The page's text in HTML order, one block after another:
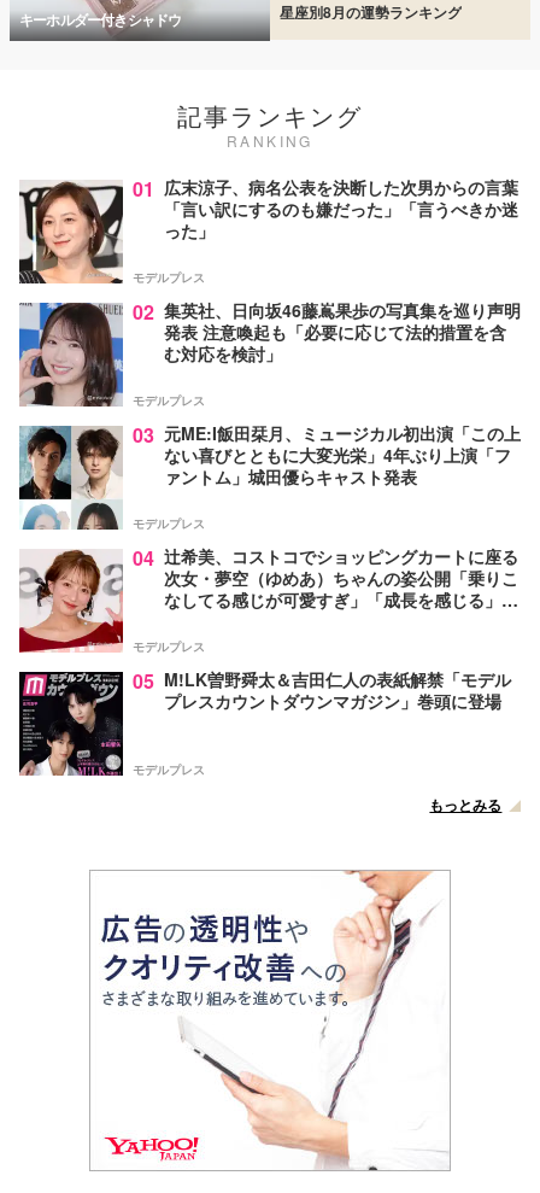
キーホルダー付きシャドウ 星座別8月の運勢ランキング
記事ランキング
RANKING
01 広末涼子、病名公表を決断した次男からの言葉
「言い訳にするのも嫌だった」「言うべきか迷
った」
モデルプレス
02 集英社、日向坂46藤嶌果歩の写真集を巡り声明
発表 注意喚起も「必要に応じて法的措置を含
む対応を検討」
モデルプレス
03 元ME:I飯田栞月、ミュージカル初出演「この上
ない喜びとともに大変光栄」4年ぶり上演「フ
ァントム」城田優らキャスト発表
モデルプレス
04 辻希美、コストコでショッピングカートに座る
次女・夢空（ゆめあ）ちゃんの姿公開「乗りこ
なしてる感じが可愛すぎ」「成長を感じる」の
モデルプレス
05 M!LK曽野舜太＆吉田仁人の表紙解禁「モデル
プレスカウントダウンマガジン」巻頭に登場
モデルプレス
もっとみる